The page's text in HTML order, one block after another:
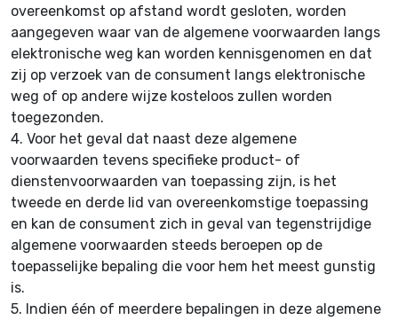
overeenkomst op afstand wordt gesloten, worden
aangegeven waar van de algemene voorwaarden langs
elektronische weg kan worden kennisgenomen en dat
zij op verzoek van de consument langs elektronische
weg of op andere wijze kosteloos zullen worden
toegezonden.
4. Voor het geval dat naast deze algemene
voorwaarden tevens specifieke product- of
dienstenvoorwaarden van toepassing zijn, is het
tweede en derde lid van overeenkomstige toepassing
en kan de consument zich in geval van tegenstrijdige
algemene voorwaarden steeds beroepen op de
toepasselijke bepaling die voor hem het meest gunstig
is.
5. Indien één of meerdere bepalingen in deze algemene